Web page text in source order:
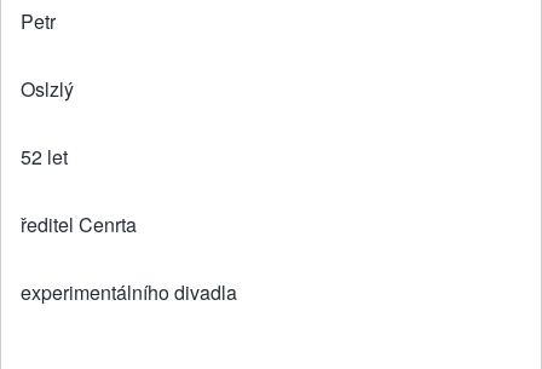
Petr
Oslzlý
52 let
ředitel Cenrta
experimentálního divadla